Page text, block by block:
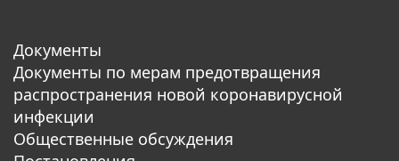
Документы
Документы по мерам предотвращения
распространения новой коронавирусной
инфекции
Общественные обсуждения